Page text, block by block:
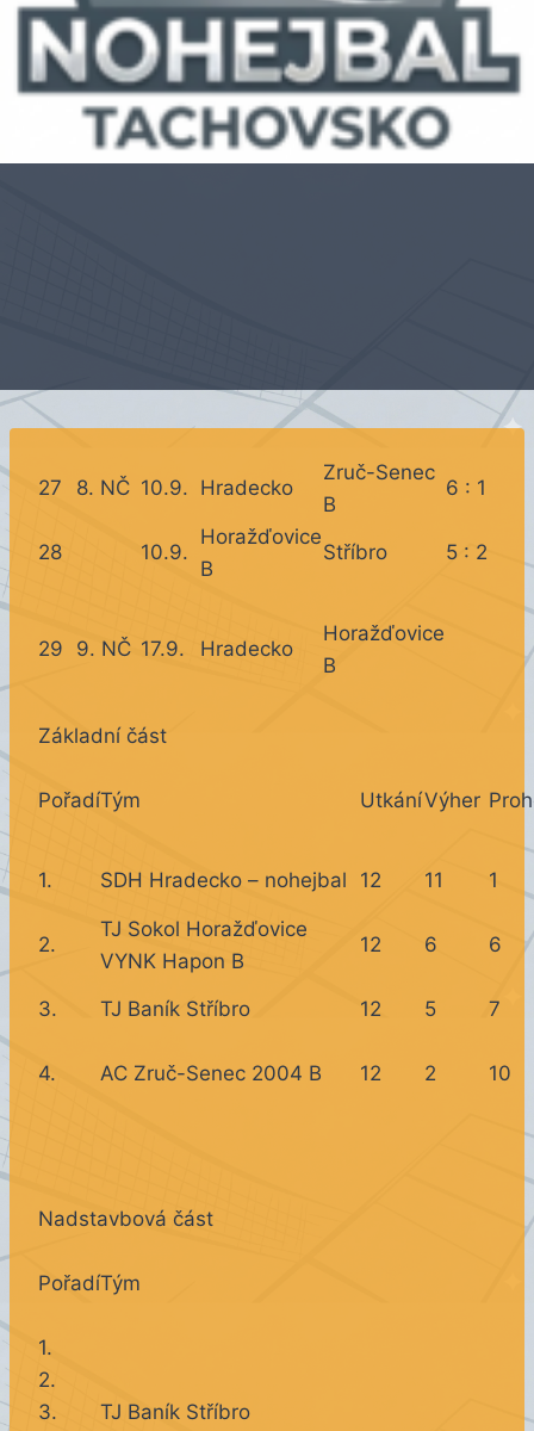
27 8. NČ 10.9. Hradecko
Zruč-Senec
B
6 : 1
28 10.9.
Horažďovice
B
Stříbro 5 : 2
29 9. NČ 17.9. Hradecko
Horažďovice
B
Základní část
PořadíTým UtkáníVýher
1. SDH Hradecko – nohejbal 12 11 1
2.
TJ Sokol Horažďovice
VYNK Hapon B
12 6 6
3. TJ Baník Stříbro 12 5 7
4. AC Zruč-Senec 2004 B 12 2 10
Nadstavbová část
PořadíTým
1.
2.
3.
TJ Baník Stříbro